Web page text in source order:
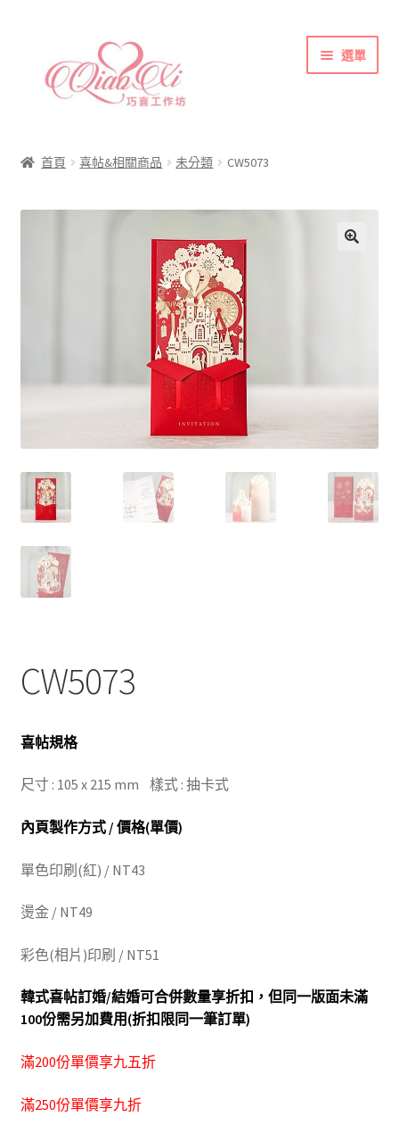
容
選單
喜帖&相關商品
首頁 喜帖&相關商品 未分類 CW5073
CW5073
喜帖規格
尺寸 : 105 x 215 mm 樣式 : 抽卡式
內頁製作方式 / 價格(單價)
單色印刷(紅) / NT43
燙金 / NT49
彩色(相片)印刷 / NT51
韓式喜帖訂婚/結婚可合併數量享折扣，但同一版面未滿
100份需另加費用(折扣限同一筆訂單)
滿200份單價享九五折
滿250份單價享九折